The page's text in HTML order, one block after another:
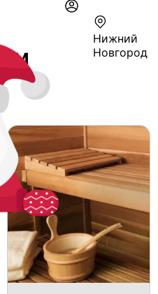
Нижний
Новгород